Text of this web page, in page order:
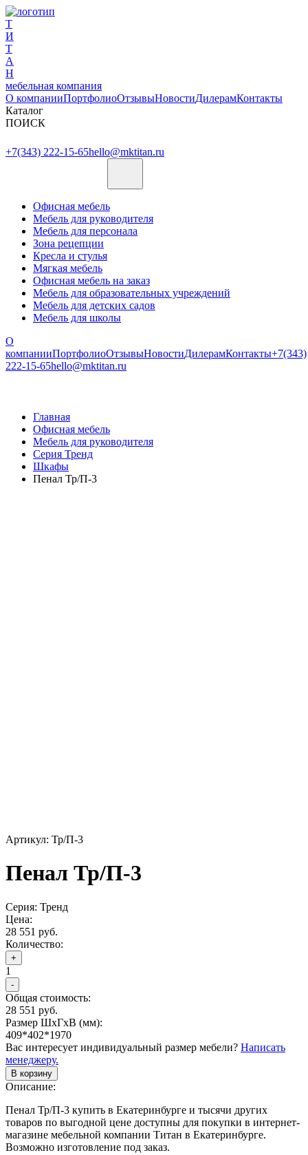
Т
И
Т
А
Н
мебельная компания
О компанииПортфолиоОтзывыНовостиДилерамКонтакты
Каталог
ПОИСК
+7(343) 222-15-65hello@mktitan.ru
Офисная мебель
Мебель для руководителя
Мебель для персонала
Зона рецепции
Кресла и стулья
Мягкая мебель
Офисная мебель на заказ
Мебель для образовательных учреждений
Мебель для детских садов
Мебель для школы
О
компанииПортфолиоОтзывыНовостиДилерамКонтакты+7(343)
222-15-65hello@mktitan.ru
Главная
Офисная мебель
Мебель для руководителя
Серия Тренд
Шкафы
Пенал Тр/П-3
Артикул: Тр/П-3
Пенал Тр/П-3
Серия: Тренд
Цена:
28 551 руб.
Количество:
+
1
-
Общая стоимость:
28 551 руб.
Размер ШхГхВ (мм):
409*402*1970
Вас интересует индивидуальный размер мебели? Написать
менеджеру.
В корзину
Описание:
Пенал Тр/П-3 купить в Екатеринбурге и тысячи других
товаров по выгодной цене доступны для покупки в интернет-
магазине мебельной компании Титан в Екатеринбурге.
Возможно изготовление под заказ.